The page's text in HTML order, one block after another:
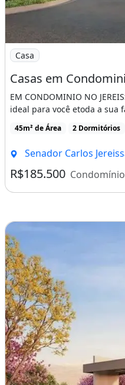
Imagem: Casas em
Casa
EM CONDOMINIO NO
ideal para você etoda a sua
45m² de Área 2 Dormitórios
Senador Carlos
R$185.500